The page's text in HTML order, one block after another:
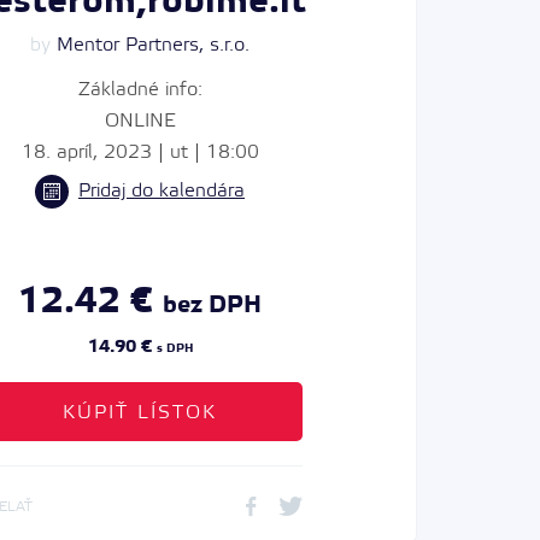
by Mentor Partners, s.r.o.
Základné info:
ONLINE
18. apríl, 2023 | ut | 18:00
Pridaj do kalendára
12.42 € bez DPH
14.90 € s DPH
KÚPIŤ LÍSTOK